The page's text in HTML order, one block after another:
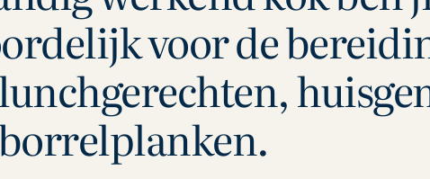
voor de